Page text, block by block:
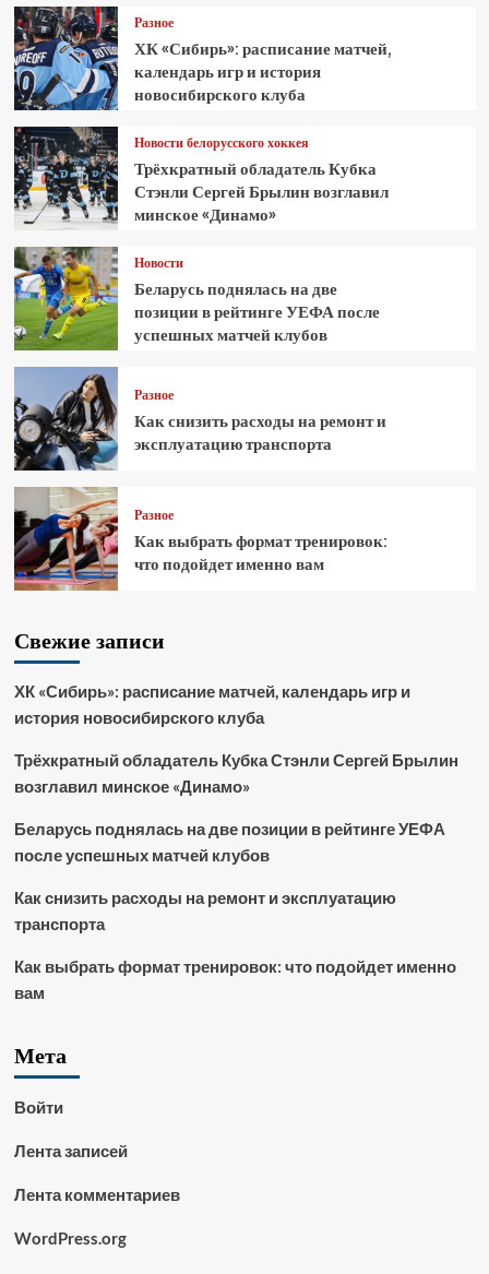
Разное
ХК «Сибирь»: расписание матчей,
календарь игр и история
новосибирского клуба
Новости белорусского хоккея
Трёхкратный обладатель Кубка
Стэнли Сергей Брылин возглавил
минское «Динамо»
Новости
Беларусь поднялась на две
позиции в рейтинге УЕФА после
успешных матчей клубов
Разное
Как снизить расходы на ремонт и
эксплуатацию транспорта
Разное
Как выбрать формат тренировок:
что подойдет именно вам
Свежие записи
ХК «Сибирь»: расписание матчей, календарь игр и
история новосибирского клуба
Трёхкратный обладатель Кубка Стэнли Сергей Брылин
возглавил минское «Динамо»
Беларусь поднялась на две позиции в рейтинге УЕФА
после успешных матчей клубов
Как снизить расходы на ремонт и эксплуатацию
транспорта
Как выбрать формат тренировок: что подойдет именно
вам
Мета
Войти
Лента записей
Лента комментариев
WordPress.org